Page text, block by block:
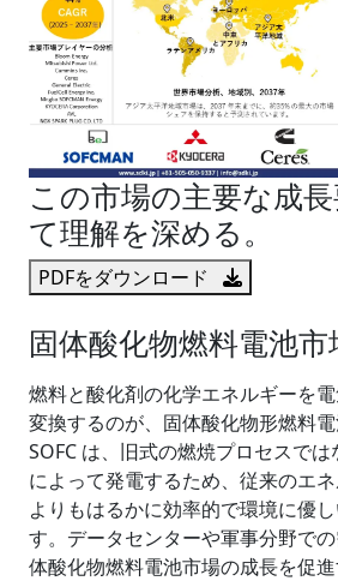
この市場の主要な成
て理解を深める。
PDFをダウンロード
固体酸化物燃料電池
燃料と酸化剤の化学エネルギーを
変換するのが、固体酸化物形燃料電
SOFC は、旧式の燃焼プロセスで
によって発電するため、従来のエ
よりもはるかに効率的で環境に優
す。データセンターや軍事分野で
体酸化物燃料電池市場の成長を促